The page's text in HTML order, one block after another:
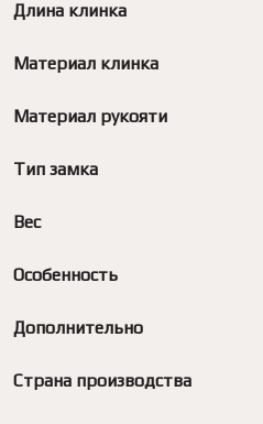
Длина клинка
Материал клинка
Материал рукояти
Тип замка
Вес
Особенность
Дополнительно
Страна производства